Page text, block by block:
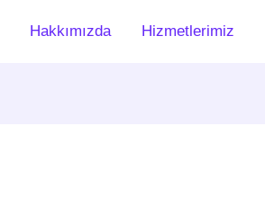
Hakkımızda Hizmetlerimiz